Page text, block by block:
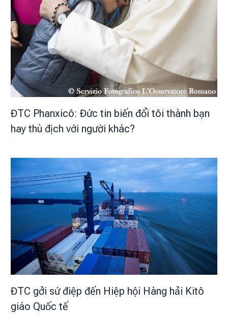
ĐTC Phanxicô: Đức tin biến đổi tôi thành bạn
hay thù địch với người khác?
ĐTC gởi sứ điệp đến Hiệp hội Hàng hải Kitô
giáo Quốc tế